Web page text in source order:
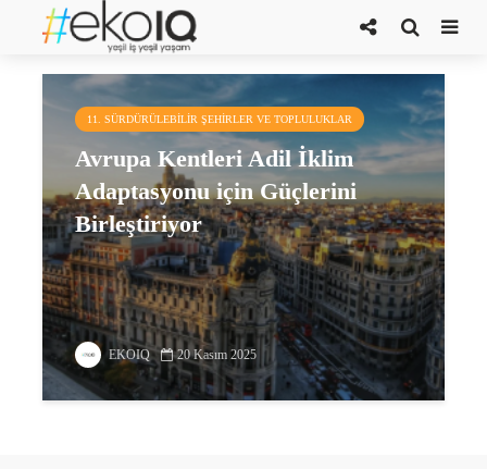
JUST4CARE
11. SÜRDÜRÜLEBILIR ŞEHIRLER VE TOPLULUKLAR
Avrupa Kentleri Adil İklim
Adaptasyonu için Güçlerini
Birleştiriyor
EKOIQ 20 Kasım 2025